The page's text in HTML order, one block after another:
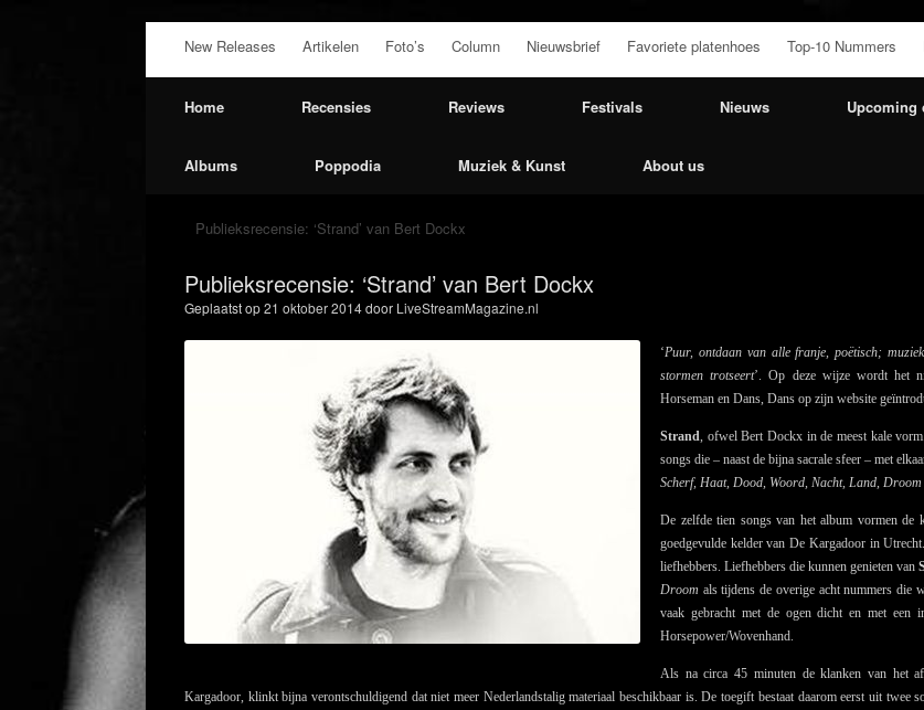
de
New Releases Artikelen Foto’s Column Nieuwsbrief Favoriete platenhoes Top-10 Nummers
Home Recensies Reviews Festivals Nieuws Upcoming
Albums Poppodia Muziek & Kunst About us
Publieksrecensie: ‘Strand’ van Bert Dockx
Publieksrecensie: ‘Strand’ van Bert Dockx
Geplaatst op21 oktober 2014door LiveStreamMagazine.nl
‘Puur, ontdaan van alle franje, poëtisch;
stormen trotseert’. Op deze wijze wordt het
Horseman en Dans, Dans op zijn website
Strand , ofwel Bert Dockx in de meest kale
songs die – naast de bijna sacrale sfeer – met
Scherf, Haat, Dood, Woord, Nacht, Land, Droom
De zelfde tien songs van het album vormen
goedgevulde kelder van De Kargadoor in
liefhebbers. Liefhebbers die kunnen genieten van
Droom als tijdens de overige acht nummers die
vaak gebracht met de ogen dicht en met een
Horsepower/Wovenhand.
Als na circa 45 minuten de klanken van het
Kargadoor, klinkt bijna verontschuldigend dat niet meer Nederlandstalig materiaal beschikbaar is. De toegift bestaat daarom eerst uit